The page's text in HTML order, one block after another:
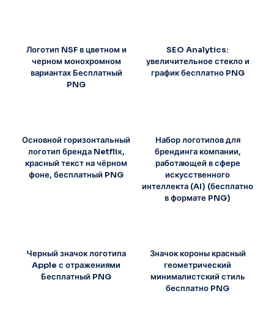
Логотип NSF в цветном и
черном монохромном
вариантах Бесплатный
PNG
SEO Analytics:
увеличительное стекло и
график бесплатно PNG
Основной горизонтальный
логотип бренда Netflix,
красный текст на чёрном
фоне, бесплатный PNG
Набор логотипов для
брендинга компании,
работающей в сфере
искусственного
интеллекта (AI) (бесплатно
в формате PNG)
Черный значок логотипа
Apple с отражениями
Бесплатный PNG
Значок короны красный
геометрический
минималистский стиль
бесплатно PNG